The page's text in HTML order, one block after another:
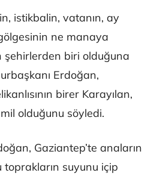
istikbalin, vatanın, ay
ne manaya
şehirlerden biri olduğuna
Erdoğan,
birer Karayılan,
olduğunu söyledi.
Gaziantep’te anaların
suyunu içip